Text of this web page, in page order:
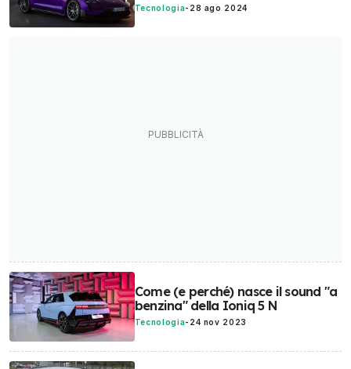
Tecnologia- 28 ago 2024
Come (e perché) nasce il sound "a
benzina" della Ioniq 5 N
Tecnologia- 24 nov 2023